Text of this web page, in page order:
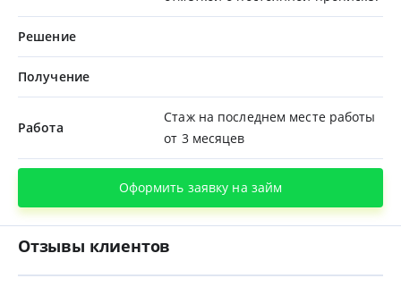
Решение
Получение
Работа
Стаж на последнем месте работы
от 3 месяцев
Оформить заявку на займ
Отзывы клиентов